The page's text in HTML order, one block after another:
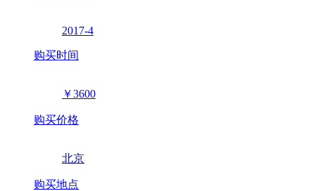
2017-4
购买时间
￥3600
购买价格
北京
购买地点